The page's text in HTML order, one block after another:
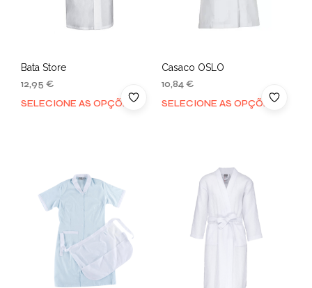
Bata Store
12,95 €
SELECIONE AS OPÇÕES
Casaco OSLO
10,84€
SELECIONE AS OPÇÕES